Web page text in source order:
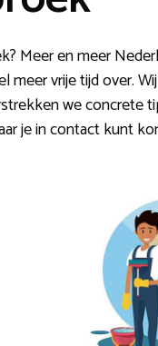
Meer en meer
vrije tijd over.
we concrete
je in contact kunt